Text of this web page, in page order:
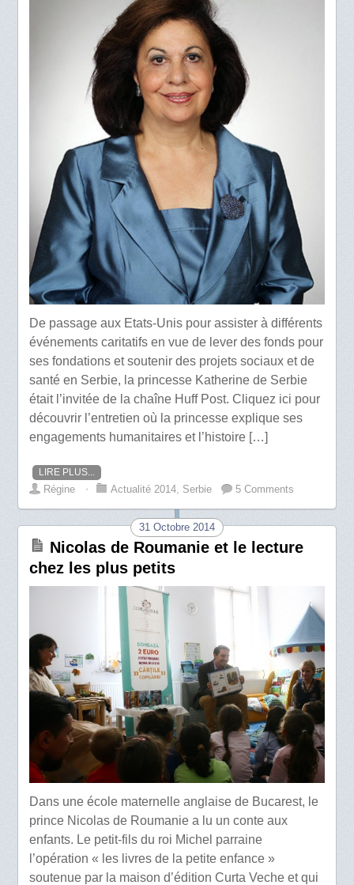
De passage aux Etats-Unis pour assister à différents
événements caritatifs en vue de lever des fonds pour
ses fondations et soutenir des projets sociaux et de
santé en Serbie, la princesse Katherine de Serbie
était l’invitée de la chaîne Huff Post. Cliquez ici pour
découvrir l’entretien où la princesse explique ses
engagements humanitaires et l’histoire […]
LIRE PLUS...
Régine ⋅ Actualité 2014, Serbie 5 Comments
31 Octobre 2014
Nicolas de Roumanie et le lecture
chez les plus petits
Dans une école maternelle anglaise de Bucarest, le
prince Nicolas de Roumanie a lu un conte aux
enfants. Le petit-fils du roi Michel parraine
l’opération « les livres de la petite enfance »
soutenue par la maison d’édition Curta Veche et qui